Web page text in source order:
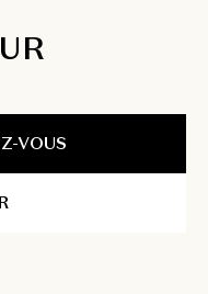
VOUS